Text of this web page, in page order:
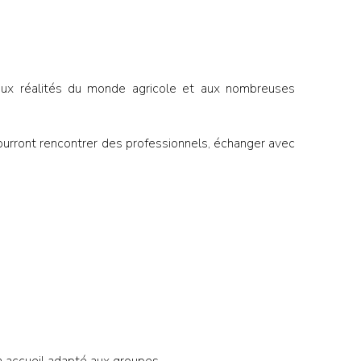
réalités du monde agricole et aux nombreuses
rencontrer des professionnels, échanger avec